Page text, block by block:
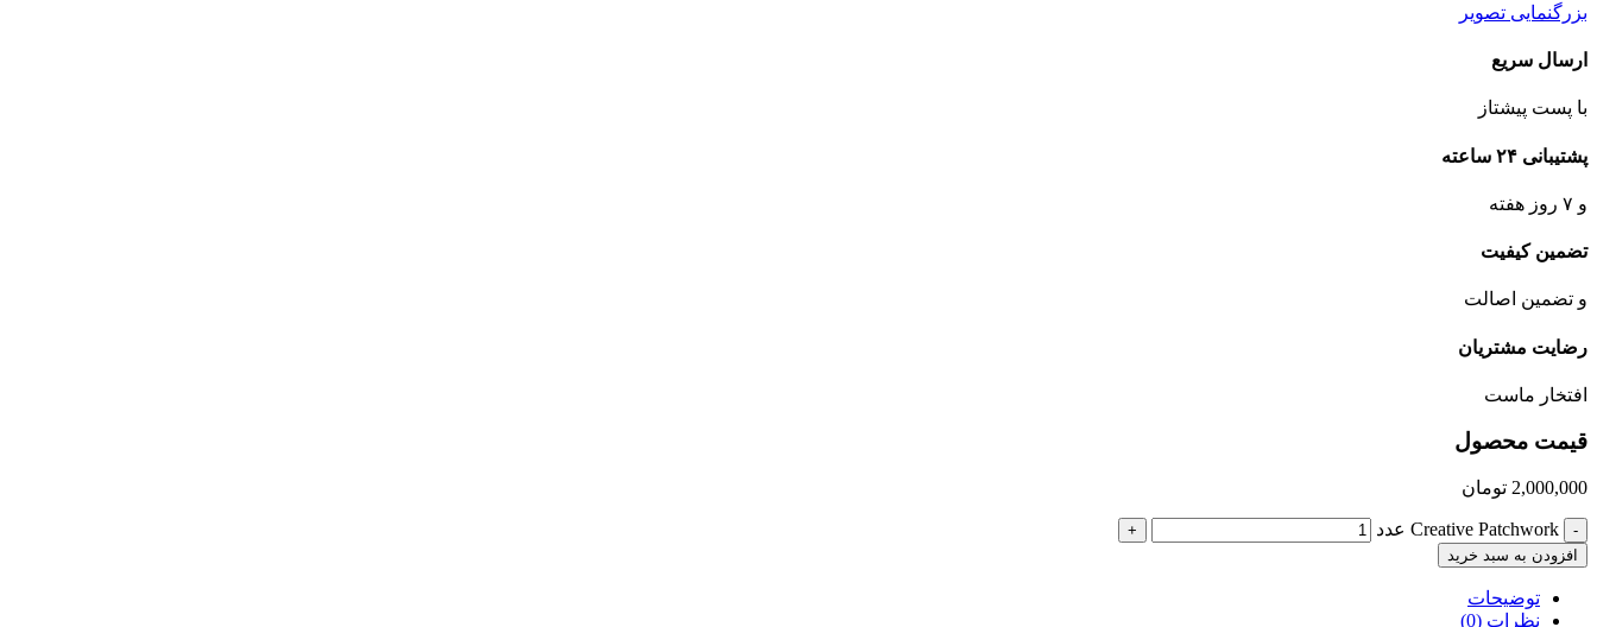
بزرگنمایی تصویر
ارسال سریع
با پست پیشتاز
پشتیبانی ۲۴ ساعته
و ۷ روز هفته
تضمین کیفیت
و تضمین اصالت
رضایت مشتریان
افتخار ماست
قیمت محصول
2,000,000 تومان
- Creative Patchwork عدد
+
افزودن به سبد خرید
توضیحات
نظرات (0)